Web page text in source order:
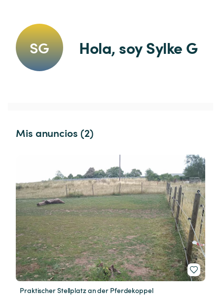
SG Hola, soy Sylke G
Mis anuncios (2)
Praktischer Stellplatz an der Pferdekoppel